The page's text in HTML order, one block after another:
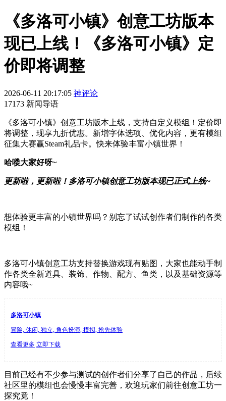
《多洛可小镇》创意工坊版本
现已上线！《多洛可小镇》定
价即将调整
2026-06-11 20:17:05 神评论
17173 新闻导语
《多洛可小镇》创意工坊版本上线，支持自定义模组！定价即
将调整，现享九折优惠。新增字体选项、优化内容，更有模组
征集大赛赢Steam礼品卡。快来体验丰富小镇世界！
哈喽大家好呀~
更新啦，更新啦！多洛可小镇创意工坊版本现已正式上线~
想体验更丰富的小镇世界吗？别忘了试试创作者们制作的各类
模组！
多洛可小镇创意工坊支持替换游戏现有贴图，大家也能动手制
作各类全新道具、装饰、作物、配方、鱼类，以及基础资源等
内容哦~
多洛可小镇
冒险, 休闲, 独立, 角色扮演, 模拟, 抢先体验
查看更多 立即下载
目前已经有不少参与测试的创作者们分享了自己的作品，后续
社区里的模组也会慢慢丰富完善，欢迎玩家们前往创意工坊一
探究竟！